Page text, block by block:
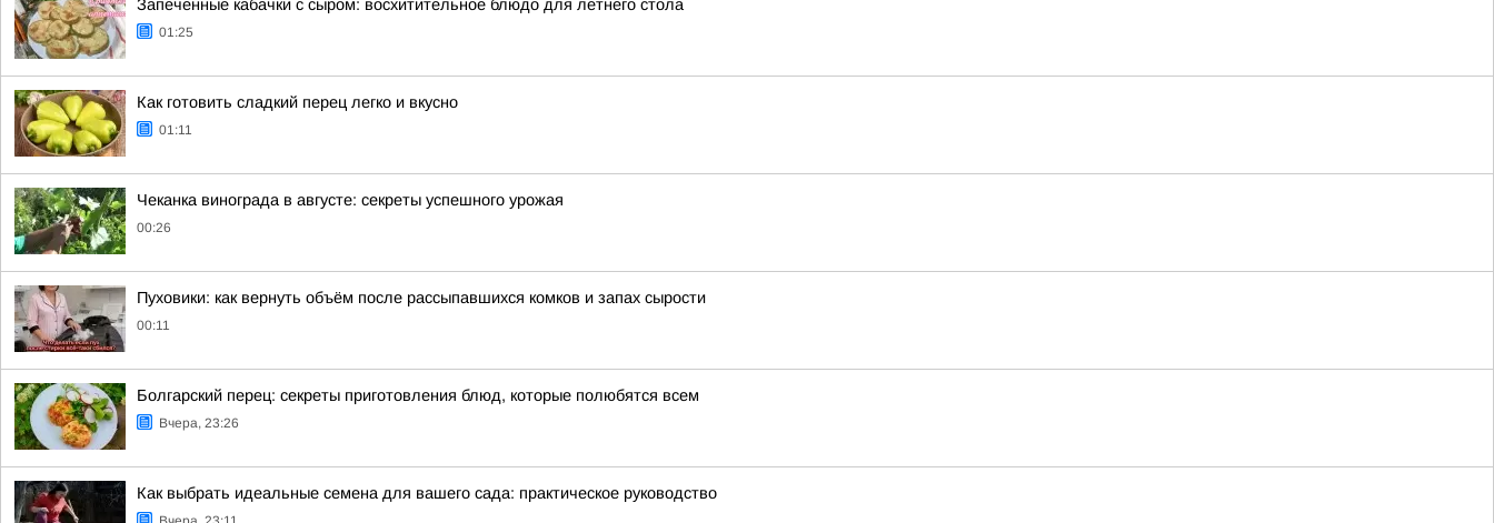
Запеченные кабачки с сыром: восхитительное блюдо для летнего стола
01:25
Как готовить сладкий перец легко и вкусно
01:11
Чеканка винограда в августе: секреты успешного урожая
00:26
Пуховики: как вернуть объём после рассыпавшихся комков и запах сырости
00:11
Болгарский перец: секреты приготовления блюд, которые полюбятся всем
Вчера, 23:26
Как выбрать идеальные семена для вашего сада: практическое руководство